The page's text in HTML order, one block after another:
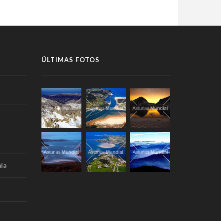
ÚLTIMAS FOTOS